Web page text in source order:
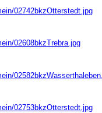
02742bkzOtterstedt.jpg
02608bkzTrebra.jpg
02753bkzOtterstedt.jpg